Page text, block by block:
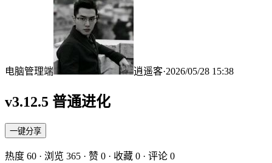
电脑管理端 逍遥客·2026/05/28 15:38
v3.12.5 普通进化
一键分享
热度 60 · 浏览 365 · 赞 0 · 收藏 0 · 评论 0